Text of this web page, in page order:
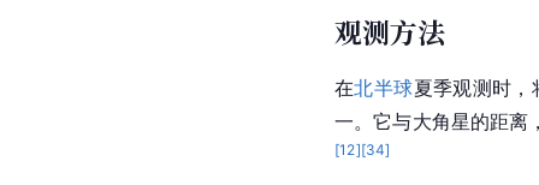
观测方法
在北半球夏季观测时，
一。它与大角星的距离
[12][34]